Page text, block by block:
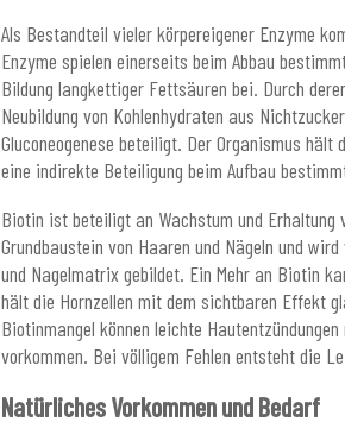
Als Bestandteil vieler körpereigener Enzyme
Enzyme spielen einerseits beim Abbau
Bildung langkettiger Fettsäuren bei. Durch
Neubildung von Kohlenhydraten aus
Gluconeogenese beteiligt. Der Organismus
eine indirekte Beteiligung beim Aufbau
Biotin ist beteiligt an Wachstum und
Grundbaustein von Haaren und Nägeln und
und Nagelmatrix gebildet. Ein Mehr an Biotin
hält die Hornzellen mit dem sichtbaren Effekt
Biotinmangel können leichte
vorkommen. Bei völligem Fehlen entsteht die
Natürliches Vorkommen und Bedarf